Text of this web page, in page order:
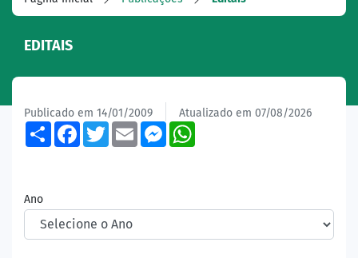
EDITAIS
Publicado em 14/01/2009 Atualizado em 07/08/2026
ShareFacebook
TwitterEmailMessenger
Ano